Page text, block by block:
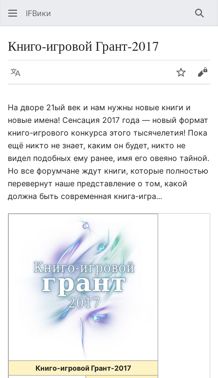
IFВики
Книго-игровой Грант-2017
Язык Следить
На дворе 21ый век и нам нужны новые книги и
новые имена! Сенсация 2017 года — новый формат
книго-игрового конкурса этого тысячелетия! Пока
ещё никто не знает, каким он будет, никто не
видел подобных ему ранее, имя его овеяно тайной.
Но все форумчане ждут книги, которые полностью
перевернут наше представление о том, какой
должна быть современная книга-игра...
Книго-игровой Грант-2017